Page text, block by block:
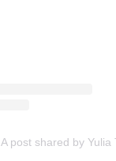
A post shared by